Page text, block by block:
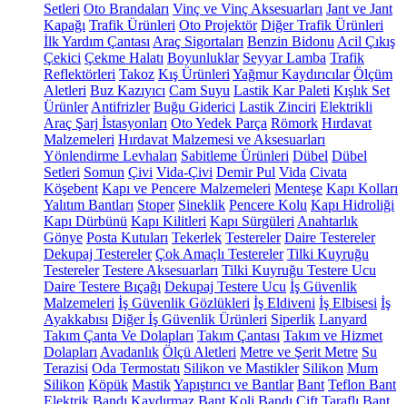
Setleri Oto Brandaları Vinç ve Vinç Aksesuarları Jant ve Jant
Kapağı Trafik Ürünleri Oto Projektör Diğer Trafik Ürünleri
İlk Yardım Çantası Araç Sigortaları Benzin Bidonu Acil Çıkış
Çekici Çekme Halatı Boyunluklar Seyyar Lamba Trafik
Reflektörleri Takoz Kış Ürünleri Yağmur Kaydırıcılar Ölçüm
Aletleri Buz Kazıyıcı Cam Suyu Lastik Kar Paleti Kışlık Set
Ürünler Antifrizler Buğu Giderici Lastik Zinciri Elektrikli
Araç Şarj İstasyonları Oto Yedek Parça Römork Hırdavat
Malzemeleri Hırdavat Malzemesi ve Aksesuarları
Yönlendirme Levhaları Sabitleme Ürünleri Dübel Dübel
Setleri Somun Çivi Vida-Çivi Demir Pul Vida Civata
Köşebent Kapı ve Pencere Malzemeleri Menteşe Kapı Kolları
Yalıtım Bantları Stoper Sineklik Pencere Kolu Kapı Hidroliği
Kapı Dürbünü Kapı Kilitleri Kapı Sürgüleri Anahtarlık
Gönye Posta Kutuları Tekerlek Testereler Daire Testereler
Dekupaj Testereler Çok Amaçlı Testereler Tilki Kuyruğu
Testereler Testere Aksesuarları Tilki Kuyruğu Testere Ucu
Daire Testere Bıçağı Dekupaj Testere Ucu İş Güvenlik
Malzemeleri İş Güvenlik Gözlükleri İş Eldiveni İş Elbisesi İş
Ayakkabısı Diğer İş Güvenlik Ürünleri Siperlik Lanyard
Takım Çanta Ve Dolapları Takım Çantası Takım ve Hizmet
Dolapları Avadanlık Ölçü Aletleri Metre ve Şerit Metre Su
Terazisi Oda Termostatı Silikon ve Mastikler Silikon Mum
Silikon Köpük MastikYapıştırıcı ve Bantlar Bant Teflon Bant
Elektrik Bandı Kaydırmaz Bant Koli Bandı Çift Taraflı Bant